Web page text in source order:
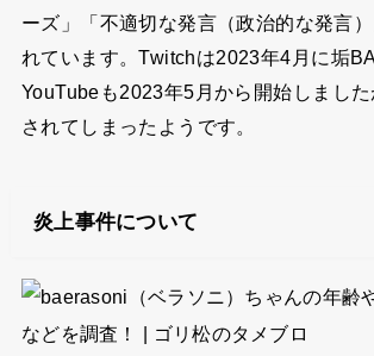
ーズ」「不適切な発言（政治的な発言
れています。Twitchは2023年4月に垢
YouTubeも2023年5月から開始しまし
されてしまったようです。
炎上事件について